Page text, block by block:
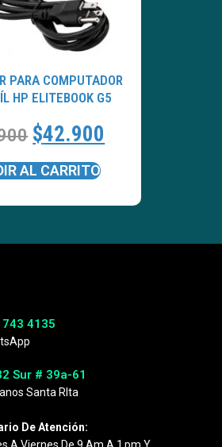
PARA COMPUTADOR
HP ELITEBOOK G5
$42.900
AL CARRITO
743 4135
Sur # 39a-61
Santa RIta
De Atención:
A Viernes De 9 Am A 1 Pm Y